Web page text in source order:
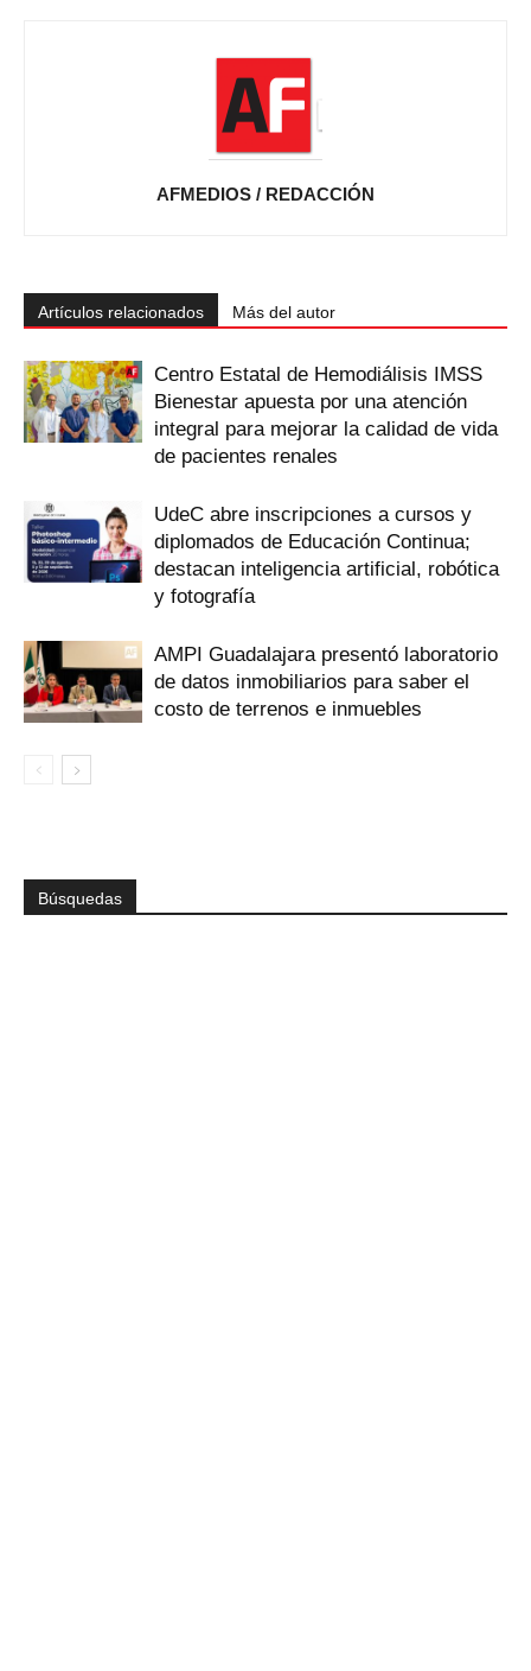
AFMEDIOS / REDACCIÓN
Artículos relacionados Más del autor
Centro Estatal de Hemodiálisis IMSS
Bienestar apuesta por una atención
integral para mejorar la calidad de vida
de pacientes renales
UdeC abre inscripciones a cursos y
diplomados de Educación Continua;
destacan inteligencia artificial, robótica
y fotografía
AMPI Guadalajara presentó laboratorio
de datos inmobiliarios para saber el
costo de terrenos e inmuebles
Búsquedas